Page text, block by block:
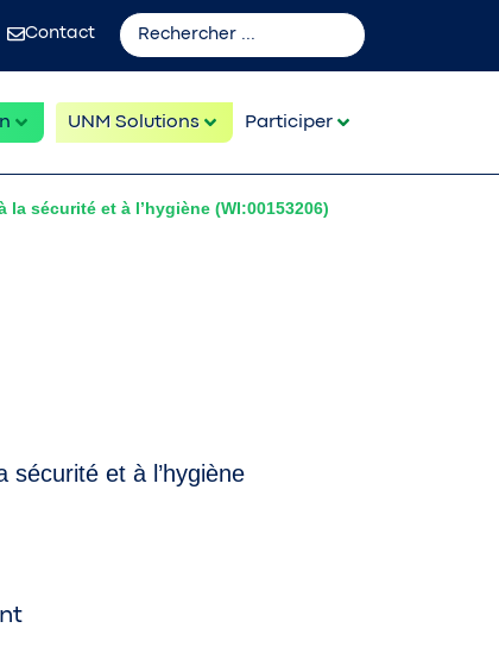
Contact
UNM Solutions Participer
sécurité et à l’hygiène (WI:00153206)
et à l’hygiène